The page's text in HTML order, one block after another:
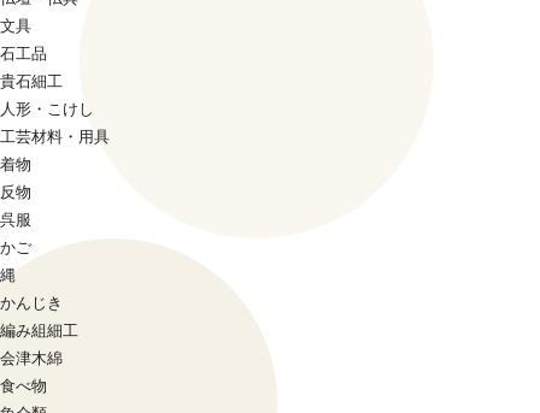
文具
石工品
貴石細工
人形・こけし
工芸材料・用具
着物
反物
呉服
かご
縄
かんじき
編み組細工
会津木綿
食べ物